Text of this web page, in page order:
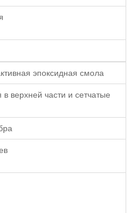
эпоксидная смола
в верхней части и сетчатые